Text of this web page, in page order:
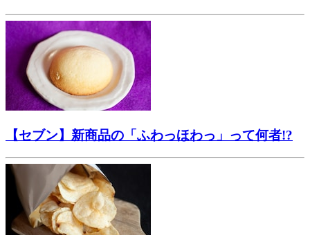
【セブン】新商品の「ふわっほわっ」って何者!?